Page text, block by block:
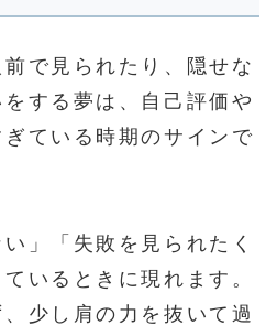
で見られたり、隠せな
する夢は、自己評価や
ている時期のサインで
」「失敗を見られたく
いるときに現れます。
少し肩の力を抜いて過